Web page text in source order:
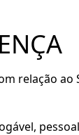
relação ao